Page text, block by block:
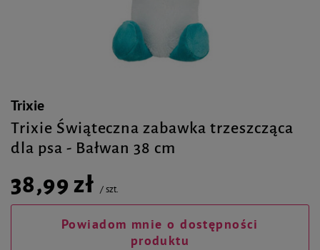
Trixie
Trixie Świąteczna zabawka trzeszcząca
dla psa - Bałwan 38 cm
38,99 zł /szt.
Powiadom mnie o dostępności
produktu